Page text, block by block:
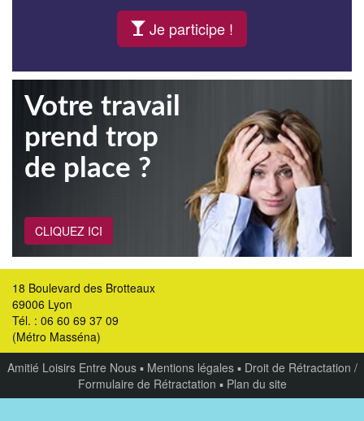
Je participe !
Votre travail
prend trop
de place ?
CLIQUEZ ICI
18 Boulevard des Brotteaux
69006 Lyon
Tél. : 06 60 69 37 09
(Métro Masséna)
Amitié Loisirs Entre Nous▪ Mentions légales▪ Droit de Rétractation /
Formulaire de Rétractation ▪ Plan du site